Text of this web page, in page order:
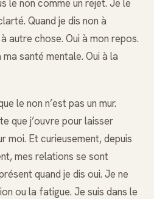
le non comme un rejet. Je le
Quand je dis non à
autre chose. Oui à mon repos.
santé mentale. Oui à la
le non n’est pas un mur.
que j’ouvre pour laisser
moi. Et curieusement, depuis
mes relations se sont
quand je dis oui. Je ne
ou la fatigue. Je suis dans le